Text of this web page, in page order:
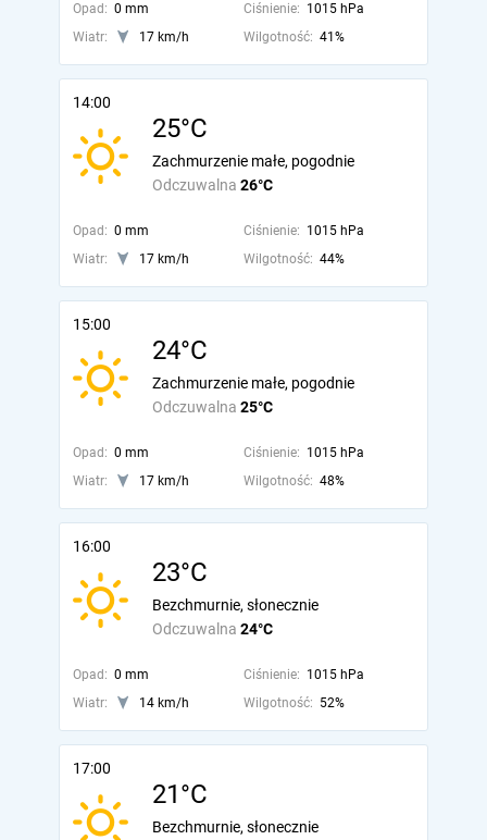
Opad: 0 mm Ciśnienie: 1015 hPa
Wiatr:
17 km/h Wilgotność: 41%
14:00
25°C
Odczuwalna 26°C
Zachmurzenie małe, pogodnie
Opad: 0 mm Ciśnienie: 1015 hPa
Wiatr:
17 km/h Wilgotność: 44%
15:00
24°C
Odczuwalna 25°C
Zachmurzenie małe, pogodnie
Opad: 0 mm Ciśnienie: 1015 hPa
Wiatr:
17 km/h Wilgotność: 48%
16:00
23°C
Odczuwalna 24°C
Bezchmurnie, słonecznie
Opad: 0 mm Ciśnienie: 1015 hPa
Wiatr:
14 km/h Wilgotność: 52%
17:00
21°C
Bezchmurnie, słonecznie